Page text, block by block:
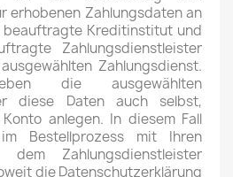
erhobenen Zahlungsdaten an
Kreditinstitut und
Zahlungsdienstleister
Zahlungsdienst.
die ausgewählten
diese Daten auch selbst,
anlegen. In diesem Fall
Bestellprozess mit Ihren
dem Zahlungsdienstleister
die Datenschutzerklärung